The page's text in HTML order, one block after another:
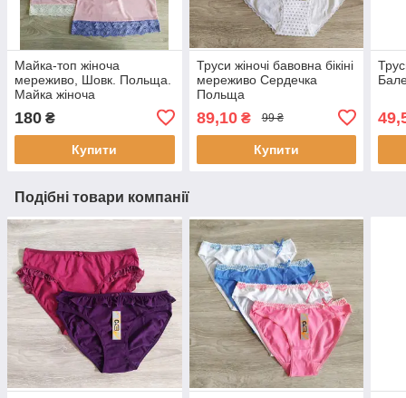
Майка-топ жіноча
мереживо, Шовк. Польща.
Майка жіноча
180 ₴
Купити
Труси жіночі бавовна бікіні
мереживо Сердечка
Польща
89,10₴ 99 ₴
Купити
Подібні товари компанії